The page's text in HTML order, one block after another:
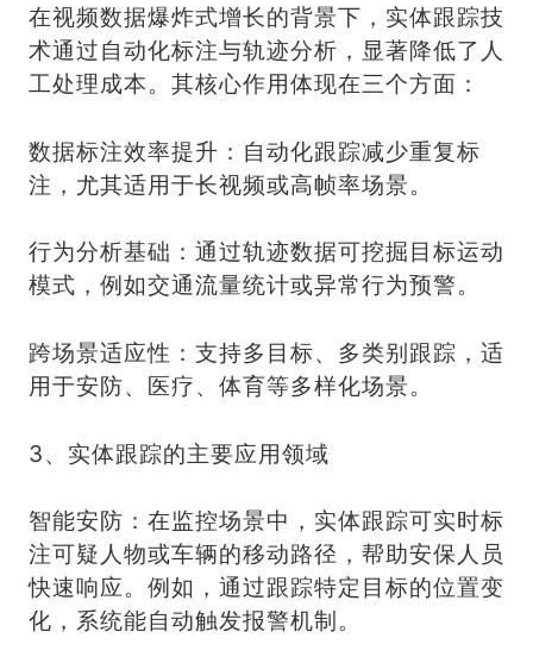
在视频数据爆炸式增长的背景下，实体跟踪技
术通过自动化标注与轨迹分析，显著降低了人
工处理成本。其核心作用体现在三个方面：
数据标注效率提升：自动化跟踪减少重复标
注，尤其适用于长视频或高帧率场景。
行为分析基础：通过轨迹数据可挖掘目标运动
模式，例如交通流量统计或异常行为预警。
跨场景适应性：支持多目标、多类别跟踪，适
用于安防、医疗、体育等多样化场景。
3、实体跟踪的主要应用领域
智能安防：在监控场景中，实体跟踪可实时标
注可疑人物或车辆的移动路径，帮助安保人员
快速响应。例如，通过跟踪特定目标的位置变
化，系统能自动触发报警机制。